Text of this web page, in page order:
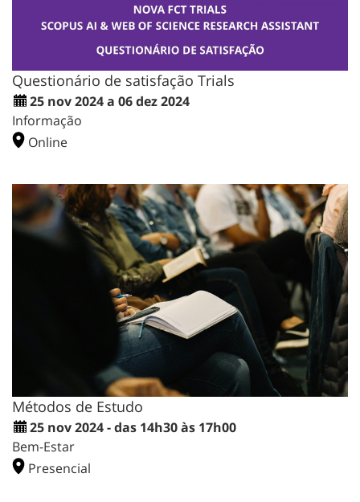
Questionário de satisfação Trials
25 nov 2024 a 06 dez 2024
Informação
Online
Métodos de Estudo
25 nov 2024 - das 14h30 às 17h00
Bem-Estar
Presencial